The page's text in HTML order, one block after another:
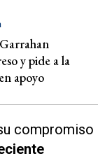
y pide a la
apoyo
compromiso